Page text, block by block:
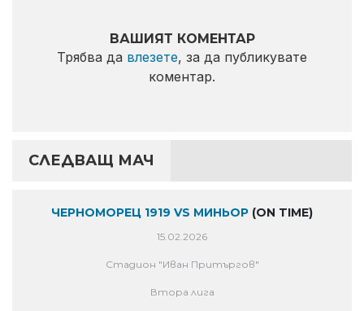
ВАШИЯТ КОМЕНТАР
Трябва да влезете, за да публикувате
коментар.
СЛЕДВАЩ МАЧ
ЧЕРНОМОРЕЦ 1919 VS МИНЬОР (ON TIME)
15.02.2026
Стадион "Иван Притъргов"
Втора лига